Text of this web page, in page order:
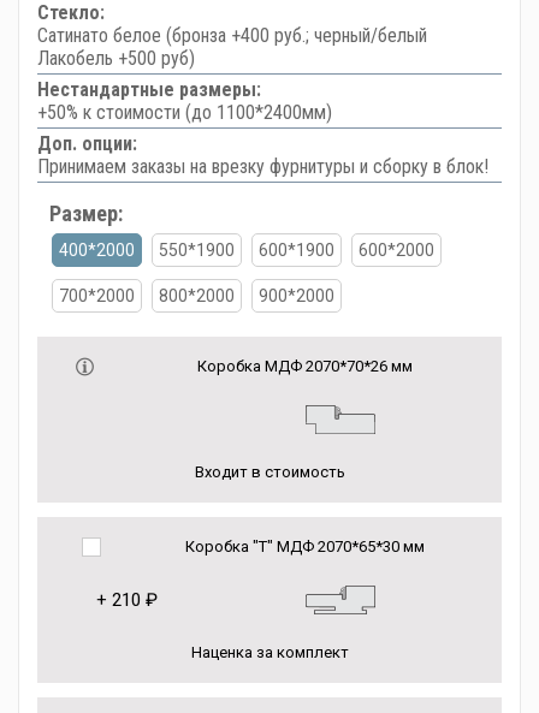
Стекло:
Сатинато белое (бронза +400 руб.; черный/белый
Лакобель +500 руб)
Нестандартные размеры:
+50% к стоимости (до 1100*2400мм)
Доп. опции:
Принимаем заказы на врезку фурнитуры и сборку в блок!
Размер:
400*2000 550*1900 600*1900 600*2000
700*2000 800*2000 900*2000
Коробка МДФ 2070*70*26 мм
Входит в стоимость
Коробка "Т" МДФ 2070*65*30 мм
+ 210 ₽
Наценка за комплект